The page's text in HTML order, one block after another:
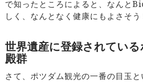
で知ったところによると、なんと
しく、なんとなく健康にもよさそう
世界遺産に登録されてい
殿群
さて、ポツダム観光の一番の目玉